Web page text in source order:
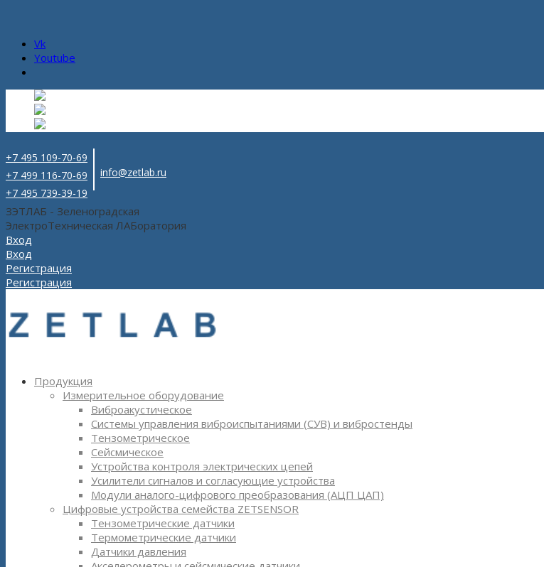
Vk
Youtube
+7 495 109-70-69
+7 499 116-70-69
+7 495 739-39-19
info@zetlab.ru
ЗЭТЛАБ - Зеленоградская
ЭлектроТехническая ЛАБоратория
Вход
Вход
Регистрация
Регистрация
Продукция
Измерительное оборудование
Виброакустическое
Системы управления виброиспытаниями (СУВ) и вибростенды
Тензометрическое
Сейсмическое
Устройства контроля электрических цепей
Усилители сигналов и согласующие устройства
Модули аналого-цифрового преобразования (АЦП ЦАП)
Цифровые устройства семейства ZETSENSOR
Тензометрические датчики
Термометрические датчики
Датчики давления